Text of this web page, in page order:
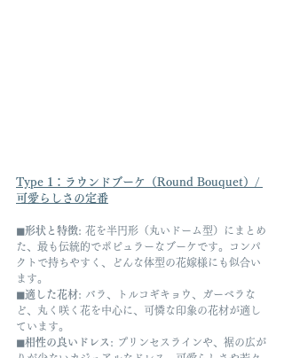
Type 1： ラウンドブーケ（Round Bouquet） /
可愛らしさの定番
◼︎形状と特徴: 花を半円形（丸いドーム型）にまとめ
た、最も伝統的でポピュラーなブーケです。コンパ
クトで持ちやすく、どんな体型の花嫁様にも似合い
ます。
◼︎適した花材: バラ、トルコギキョウ、ガーベラな
ど、丸く咲く花を中心に、可憐な印象の花材が適し
ています。
◼︎相性の良いドレス : プリンセスラインや、裾の広が